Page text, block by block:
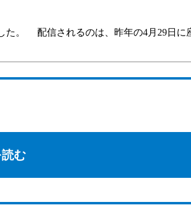
た。 配信されるのは、昨年の4月29日に
む